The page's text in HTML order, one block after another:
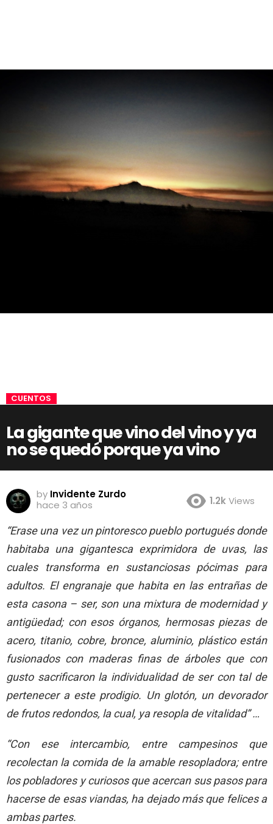
CUENTOS
La gigante que vino del vino y ya
no se quedó porque ya vino
by Invidente Zurdo
hace 3 años
1.2kViews
“Erase una vez un pintoresco pueblo portugués donde
habitaba una gigantesca exprimidora de uvas, las
cuales transforma en sustanciosas pócimas para
adultos. El engranaje que habita en las entrañas de
esta casona – ser, son una mixtura de modernidad y
antigüedad; con esos órganos, hermosas piezas de
acero, titanio, cobre, bronce, aluminio, plástico están
fusionados con maderas finas de árboles que con
gusto sacrificaron la individualidad de ser con tal de
pertenecer a este prodigio. Un glotón, un devorador
de frutos redondos, la cual, ya resopla de vitalidad” …
“Con ese intercambio, entre campesinos que
recolectan la comida de la amable resopladora; entre
los pobladores y curiosos que acercan sus pasos para
hacerse de esas viandas, ha dejado más que felices a
ambas partes.